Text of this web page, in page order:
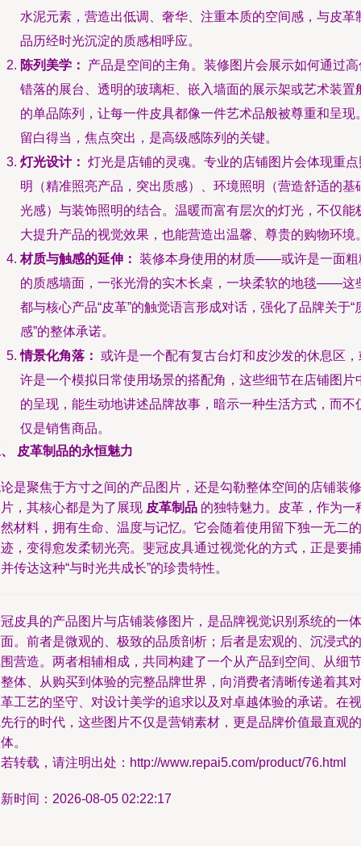
水泥元素，营造出低调、奢华、注重本质的空间感，与皮革
品历经时光沉淀的质感相呼应。
陈列美学：
产品是空间的主角。装修图片会展示如何通过高
错落的展台、透明的玻璃柜、嵌入墙面的展示架或艺术装置
的单品陈列，让每一件皮具都像一件艺术品般被尊重和呈现
留白得当，焦点突出，是高级感陈列的关键。
灯光设计： 灯光是店铺的灵魂。专业的店铺图片会体现重点
明（精准照亮产品，突出质感）、环境照明（营造舒适的基
光感）与装饰照明的结合。温暖而富有层次的灯光，不仅能
大提升产品的视觉效果，也能营造出温馨、尊贵的购物环境
材质与触感的延伸： 装修本身使用的材质——或许是一面粗
的质感墙面，一张光滑的实木长桌，一块柔软的地毯——这
都与核心产品“皮革”的触觉语言形成对话，强化了品牌关于“
感”的整体承诺。
情景化角落： 或许是一个配有复古台灯和皮沙发的休息区，
许是一个模拟日常使用场景的搭配角，这些细节在店铺图片
的呈现，能生动地讲述品牌故事，暗示一种生活方式，而不
仅是销售商品。
皮革制品的永恒魅力
是聚焦于方寸之间的产品图片，还是勾勒整体空间的店铺装修
，其核心都是为了展现 皮革制品 的独特魅力。皮革，作为一
材料，拥有生命、温度与记忆。它会随着使用留下独一无二的
，变得愈发柔韧光亮。斐冠皮具通过视觉化的方式，正是要捕
传达这种“与时光共成长”的珍贵特性。
皮具的产品图片与店铺装修图片，是品牌视觉识别系统的一体
。前者是微观的、极致的品质剖析；后者是宏观的、沉浸式的
营造。两者相辅相成，共同构建了一个从产品到空间、从细节
体、从购买到体验的完整品牌世界，向消费者清晰传递着其对
工艺的坚守、对设计美学的追求以及对卓越体验的承诺。在视
行的时代，这些图片不仅是营销素材，更是品牌价值最直观的
。
转载，请注明出处：http://www.repai5.com/product/76.html
时间：2026-08-05 02:22:17